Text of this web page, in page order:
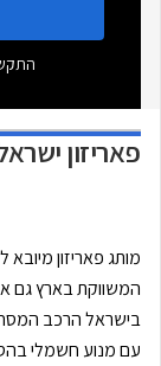
פאריזון
מותג פאריזון מיובא
בישראל הרכב